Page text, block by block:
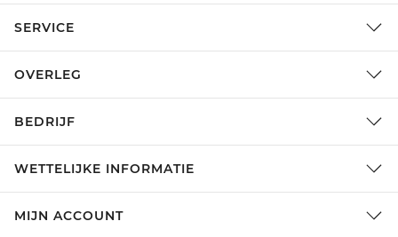
SERVICE
OVERLEG
BEDRIJF
WETTELIJKE INFORMATIE
MIJN ACCOUNT